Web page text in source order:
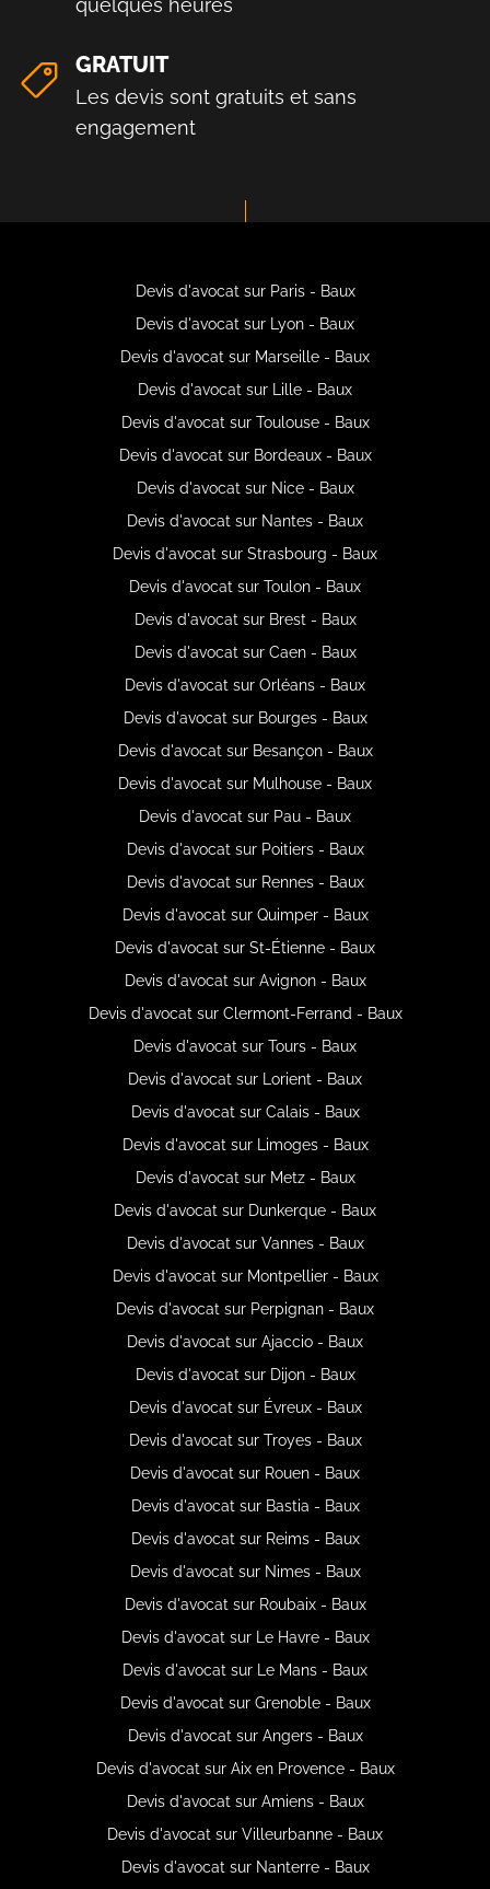
quelques heures
GRATUIT
Les devis sont gratuits et sans
engagement
Devis d'avocat sur Paris - Baux
Devis d'avocat sur Lyon - Baux
Devis d'avocat sur Marseille - Baux
Devis d'avocat sur Lille - Baux
Devis d'avocat sur Toulouse - Baux
Devis d'avocat sur Bordeaux - Baux
Devis d'avocat sur Nice - Baux
Devis d'avocat sur Nantes - Baux
Devis d'avocat sur Strasbourg - Baux
Devis d'avocat sur Toulon - Baux
Devis d'avocat sur Brest - Baux
Devis d'avocat sur Caen - Baux
Devis d'avocat sur Orléans - Baux
Devis d'avocat sur Bourges - Baux
Devis d'avocat sur Besançon - Baux
Devis d'avocat sur Mulhouse - Baux
Devis d'avocat sur Pau - Baux
Devis d'avocat sur Poitiers - Baux
Devis d'avocat sur Rennes - Baux
Devis d'avocat sur Quimper - Baux
Devis d'avocat sur St-Étienne - Baux
Devis d'avocat sur Avignon - Baux
Devis d'avocat sur Clermont-Ferrand - Baux
Devis d'avocat sur Tours - Baux
Devis d'avocat sur Lorient - Baux
Devis d'avocat sur Calais - Baux
Devis d'avocat sur Limoges - Baux
Devis d'avocat sur Metz - Baux
Devis d'avocat sur Dunkerque - Baux
Devis d'avocat sur Vannes - Baux
Devis d'avocat sur Montpellier - Baux
Devis d'avocat sur Perpignan - Baux
Devis d'avocat sur Ajaccio - Baux
Devis d'avocat sur Dijon - Baux
Devis d'avocat sur Évreux - Baux
Devis d'avocat sur Troyes - Baux
Devis d'avocat sur Rouen - Baux
Devis d'avocat sur Bastia - Baux
Devis d'avocat sur Reims - Baux
Devis d'avocat sur Nimes - Baux
Devis d'avocat sur Roubaix - Baux
Devis d'avocat sur Le Havre - Baux
Devis d'avocat sur Le Mans - Baux
Devis d'avocat sur Grenoble - Baux
Devis d'avocat sur Angers - Baux
Devis d'avocat sur Aix en Provence - Baux
Devis d'avocat sur Amiens - Baux
Devis d'avocat sur Villeurbanne - Baux
Devis d'avocat sur Nanterre - Baux